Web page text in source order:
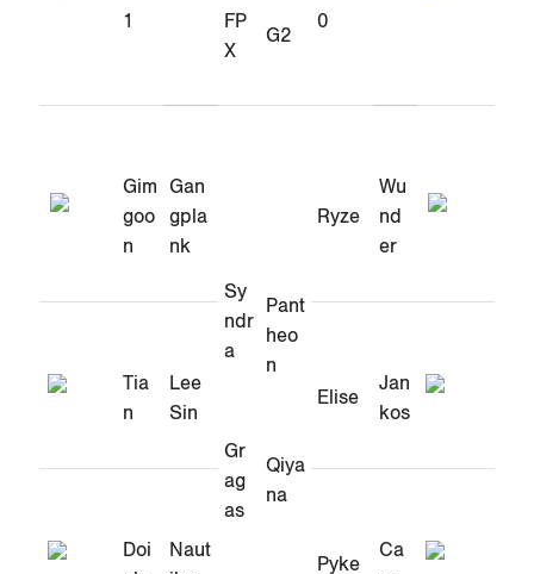
1
FP
X
G2
0
Gim
goo
n
Gan
gpla
nk
Sy
ndr
a
Gr
ag
as
Pant
heo
n
Qiya
na
Ryze
Wu
nd
er
Tia
n
Lee
Sin
Elise
Jan
kos
Doi
Naut
Pyke
Ca